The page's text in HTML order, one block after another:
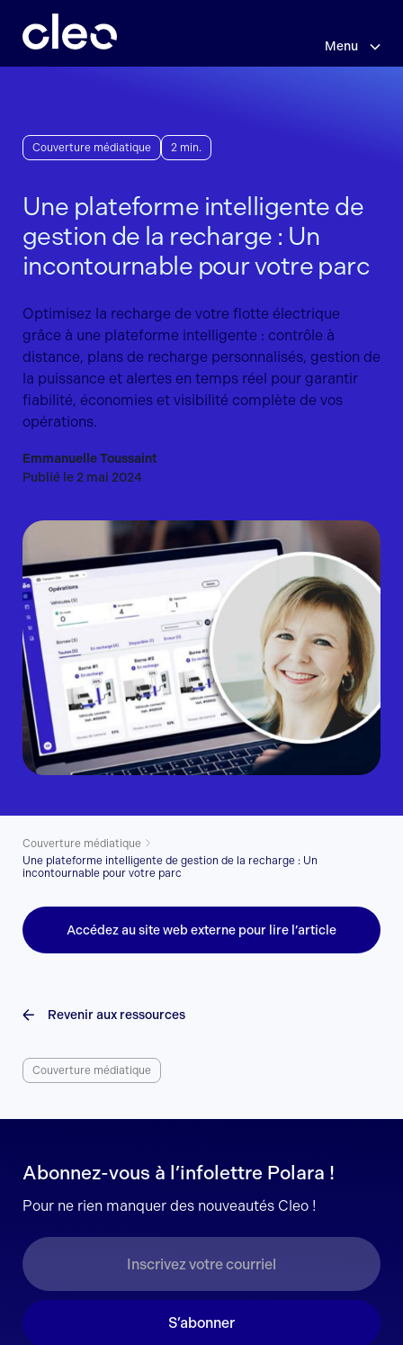
contenu
Menu
Couverture médiatique 2 min.
Une plateforme intelligente de
gestion de la recharge : Un
incontournable pour votre parc
Optimisez la recharge de votre flotte électrique
grâce à une plateforme intelligente : contrôle à
distance, plans de recharge personnalisés, gestion de
la puissance et alertes en temps réel pour garantir
fiabilité, économies et visibilité complète de vos
opérations.
Emmanuelle Toussaint
Publié le 2 mai 2024
Couverture médiatique
Une plateforme intelligente de gestion de la recharge : Un
incontournable pour votre parc
Accédez au site web externe pour lire l’article
Revenir aux ressources
Couverture médiatique
Abonnez-vous à l’infolettre Polara !
Pour ne rien manquer des nouveautés Cleo !
S’abonner